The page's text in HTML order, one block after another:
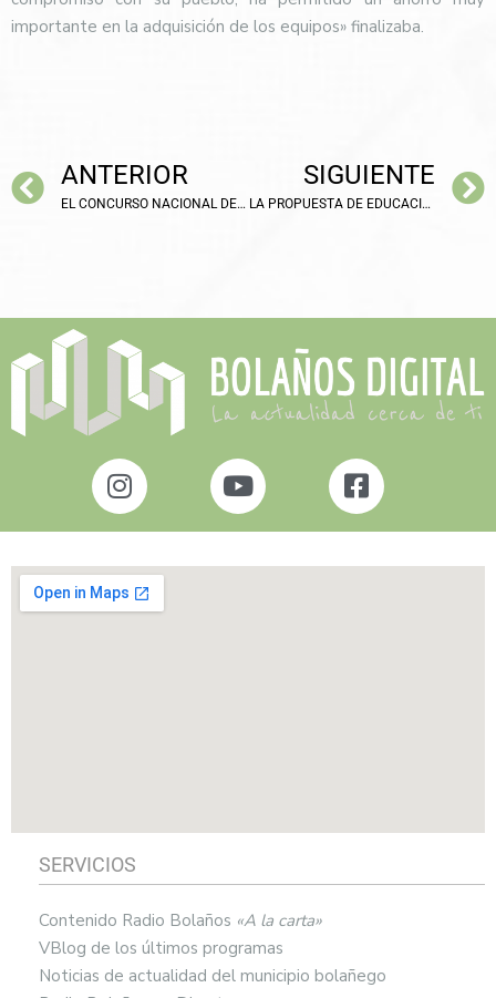
importante en la adquisición de los equipos» finalizaba.
ANTERIOR
EL CONCURSO NACIONAL DE CARTAS DE AMOR “VILLA DE BOLAÑOS” CUMPLE UNA DÉCADA
SIGUIENTE
LA PROPUESTA DE EDUCACIÓN PARA RECUPERAR LOS 3 DÍAS DE COLEGIO POR LA NEVADA
SERVICIOS
Contenido Radio Bolaños «A la carta»
VBlog de los últimos programas
Noticias de actualidad del municipio bolañego